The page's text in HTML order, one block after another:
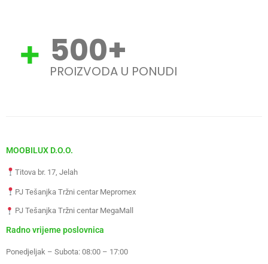
500+
PROIZVODA U PONUDI
MOOBILUX D.O.O.
Titova br. 17, Jelah
PJ Tešanjka Tržni centar Mepromex
PJ Tešanjka Tržni centar MegaMall
Radno vrijeme poslovnica
Ponedjeljak – Subota: 08:00 – 17:00